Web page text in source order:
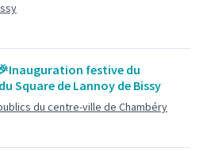
festive du
Square de Lannoy de Bissy
du centre-ville de Chambéry